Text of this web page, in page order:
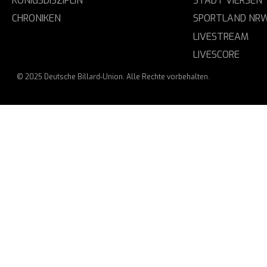
CHRONIKEN
SPORTLAND
LIVESTREAM
LIVESCORE
© 2025 Deutsche Billard-Union. Alle Rechte vorbehalten.